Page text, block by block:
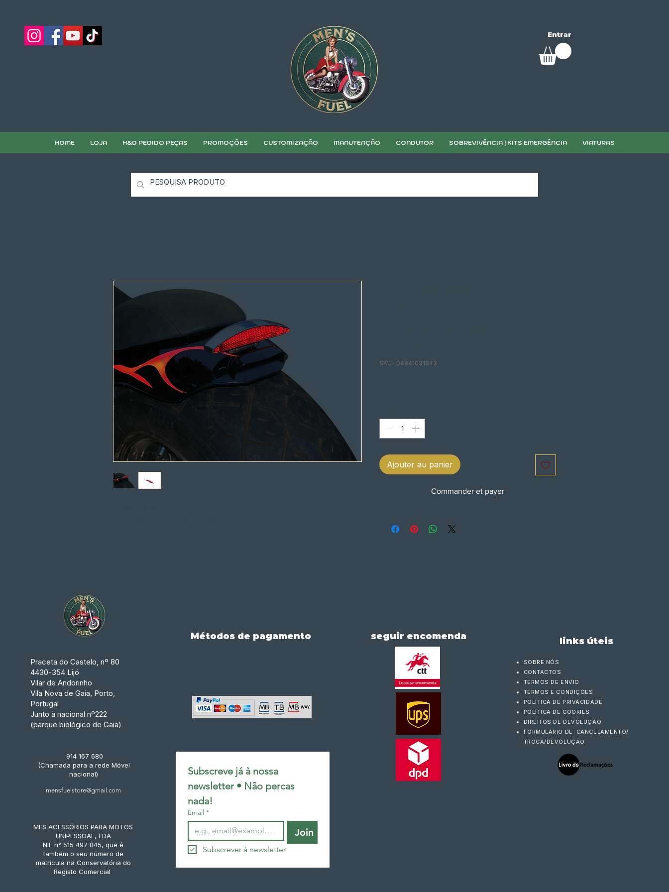
Entrar
HOME LOJA H&D PEDIDO PEÇAS PROMOÇÕES CUSTOMIZAÇÃO MANUTENÇÃO CONDUTOR SOBREVIVÊNCIA | KITS EMERGÊNCIA VIATURAS
SKU : 04841031843
Ajouter au panier
Commander et payer
Praceta do Castelo, nº 80
4430-354 Lijó
Vilar de Andorinho
Vila Nova de Gaia, Porto,
Portugal
Junto à nacional nº222
(parque biológico de Gaia)
914 167 680
(Chamada para a rede Móvel
nacional)
mensfuelstore@gmail.com
MFS ACESSÓRIOS PARA MOTOS
UNIPESSOAL, LDA
NIF n° 515 497 045, que é
também o seu número de
matrícula na Conservatória do
Registo Comercial
Métodos de pagamento
Subscreve já à nossa
newsletter • Não percas
nada!
Email *
Join
Subscrever à newsletter
seguir encomenda links úteis
SOBRE NÓS
CONTACTOS
TERMOS DE ENVIO
TERMOS E CONDIÇÕES
POLÍTICA DE PRIVACIDADE
POLÍTICA DE COOKIES
DIREITOS DE DEVOLUÇÃO
FORMULÁRIO DE CANCELAMENTO/
TROCA/DEVOLUÇÃO